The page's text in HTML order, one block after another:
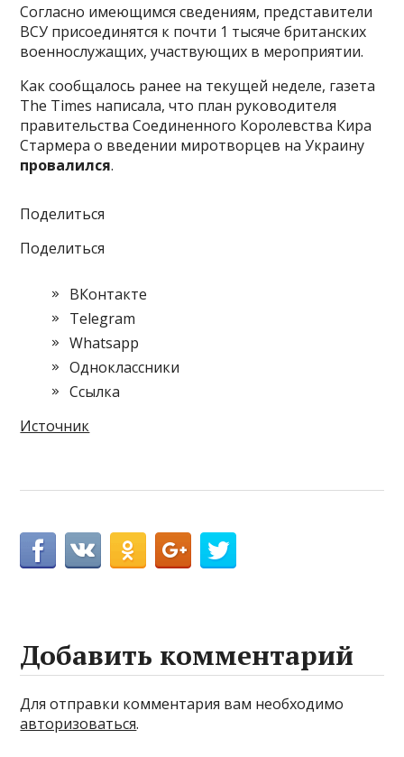
Согласно имеющимся сведениям, представители
ВСУ присоединятся к почти 1 тысяче британских
военнослужащих, участвующих в мероприятии.
Как сообщалось ранее на текущей неделе, газета
The Times написала, что план руководителя
правительства Соединенного Королевства Кира
Стармера о введении миротворцев на Украину
провалился.
Поделиться
Поделиться
ВКонтакте
Telegram
Whatsapp
Одноклассники
Cсылка
Источник
Добавить комментарий
Для отправки комментария вам необходимо
авторизоваться.